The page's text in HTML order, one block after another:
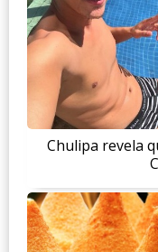
Chulipa revela